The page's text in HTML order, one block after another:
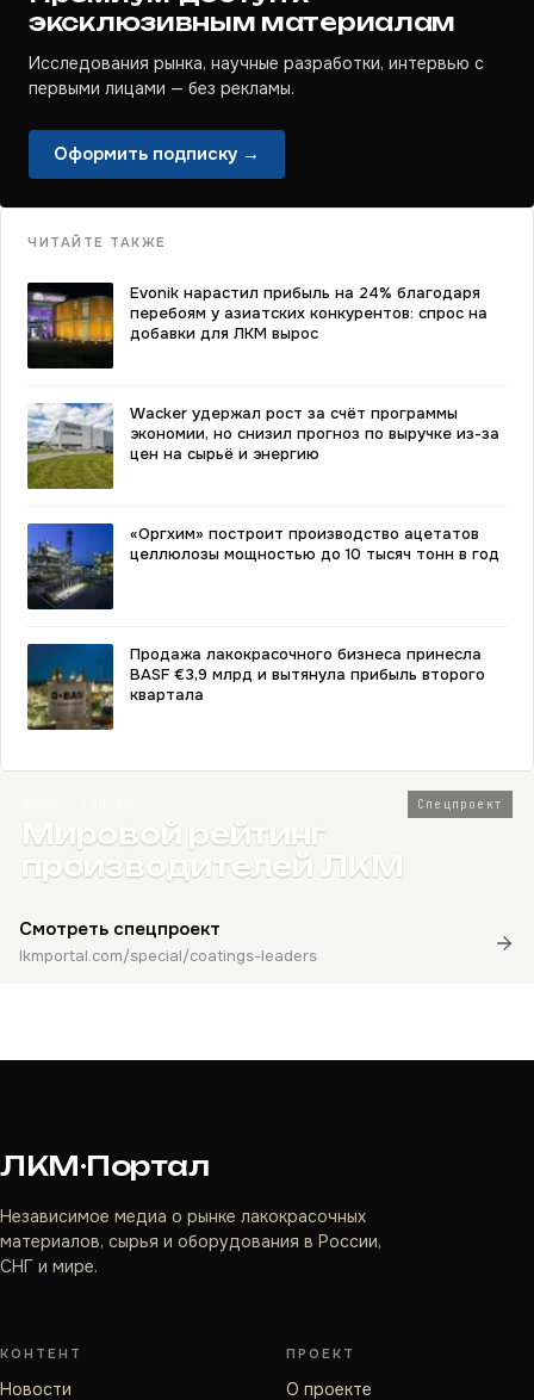
эксклюзивным материалам
Исследования рынка, научные разработки, интервью с
первыми лицами — без рекламы.
Оформить подписку →
ЧИТАЙТЕ ТАКЖЕ
Evonik нарастил прибыль на 24% благодаря
перебоям у азиатских конкурентов: спрос на
добавки для ЛКМ вырос
Wacker удержал рост за счёт программы
экономии, но снизил прогноз по выручке из-за
цен на сырьё и энергию
«Оргхим» построит производство ацетатов
целлюлозы мощностью до 10 тысяч тонн в год
Продажа лакокрасочного бизнеса принесла
BASF €3,9 млрд и вытянула прибыль второго
квартала
Спецпроект
Мировой рейтинг
производителей ЛКМ
Смотреть спецпроект
lkmportal.com/special/coatings-leaders
ЛКМ·Портал
Независимое медиа о рынке лакокрасочных
материалов, сырья и оборудования в России,
СНГ и мире.
КОНТЕНТ
Новости
ПРОЕКТ
О проекте